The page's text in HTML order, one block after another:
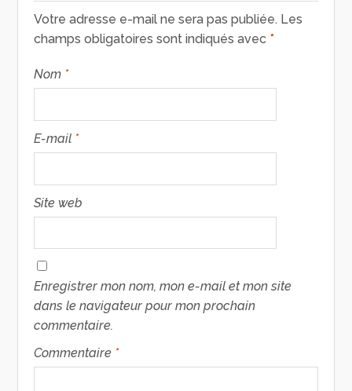
Votre adresse e-mail ne sera pas publiée. Les
champs obligatoires sont indiqués avec *
Nom *
E-mail *
Site web
Enregistrer mon nom, mon e-mail et mon site
dans le navigateur pour mon prochain
commentaire.
Commentaire *